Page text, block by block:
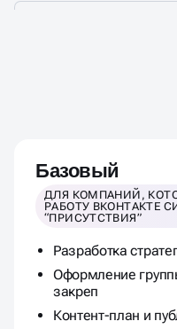
Базовый
ДЛЯ КОМПАНИЙ,
РАБОТУ ВКОНТАКТЕ
“ПРИСУТСТВИЯ”
Разработка
Оформление
закреп
Контент-план и